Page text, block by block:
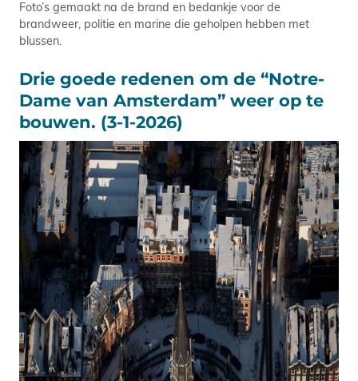
Foto’s gemaakt na de brand en bedankje voor de
brandweer, politie en marine die geholpen hebben met
blussen.
Drie goede redenen om de “Notre-
Dame van Amsterdam” weer op te
bouwen. (3-1-2026)